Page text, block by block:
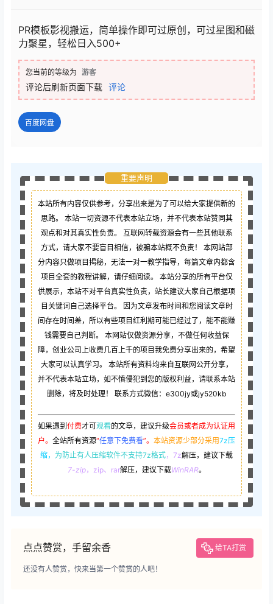
PR模板影视搬运，简单操作即可过原创，可过星图和磁
力聚星，轻松日入500+
您当前的等级为 游客
评论后刷新页面下载 评论
百度网盘
重要声明
本站所有内容仅供参考，分享出来是为了可以给大家提供新的
思路。 本站一切资源不代表本站立场，并不代表本站赞同其
观点和对其真实性负责。 互联网转载资源会有一些其他联系
方式，请大家不要盲目相信，被骗本站概不负责！ 本网站部
分内容只做项目揭秘，无法一对一教学指导，每篇文章内都含
项目全套的教程讲解，请仔细阅读。 本站分享的所有平台仅
供展示，本站不对平台真实性负责，站长建议大家自己根据项
目关键词自己选择平台。 因为文章发布时间和您阅读文章时
间存在时间差，所以有些项目红利期可能已经过了，能不能赚
钱需要自己判断。 本网站仅做资源分享，不做任何收益保
障，创业公司上收费几百上千的项目我免费分享出来的，希望
大家可以认真学习。 本站所有资料均来自互联网公开分享，
并不代表本站立场，如不慎侵犯到您的版权利益，请联系本站
删除，将及时处理！ 联系方式微信：e300jy或jy520kb
如果遇到 付费才可观看的文章，建议升级会员或者成为认证用
户。 全站所有资源“任意下免费看”。 本站资源少部分采用7z压
缩， 为防止有人压缩软件不支持7z格式，7z解压，建议下载
7-zip，zip、rar解压，建议下载WinRAR。
点点赞赏，手留余香 给TA打赏
还没有人赞赏，快来当第一个赞赏的人吧！